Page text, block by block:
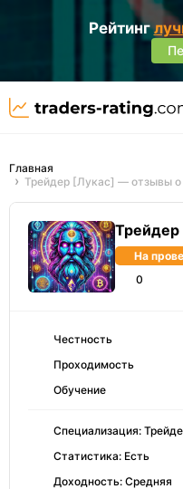
Рейтинг
Главная
Трейдер [Лукас] — отзывы о
Трейдер
На
0
Честность
Проходимость
Обучение
Специализация:
Статистика: Есть
Доходность: Средняя